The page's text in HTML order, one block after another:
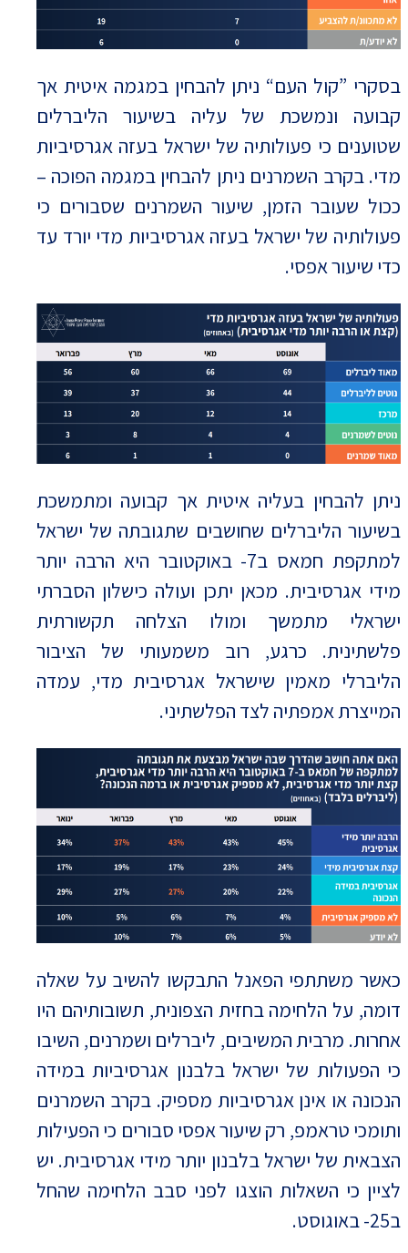
בסקרי ”קול העם“ ניתן להבחין במגמה איטית אך
קבועה ונמשכת של עליה בשיעור הליברלים
שטוענים כי פעולותיה של ישראל בעזה אגרסיביות
מדי. בקרב השמרנים ניתן להבחין במגמה הפוכה –
ככול שעובר הזמן, שיעור השמרנים שסבורים כי
פעולותיה של ישראל בעזה אגרסיביות מדי יורד עד
כדי שיעור אפסי.
ניתן להבחין בעליה איטית אך קבועה ומתמשכת
בשיעור הליברלים שחושבים שתגובתה של ישראל
למתקפת חמאס ב7- באוקטובר היא הרבה יותר
מידי אגרסיבית. מכאן יתכן ועולה כישלון הסברתי
ישראלי מתמשך ומולו הצלחה תקשורתית
פלשתינית. כרגע, רוב משמעותי של הציבור
הליברלי מאמין שישראל אגרסיבית מדי, עמדה
המייצרת אמפתיה לצד הפלשתיני.
כאשר משתתפי הפאנל התבקשו להשיב על שאלה
דומה, על הלחימה בחזית הצפונית, תשובותיהם היו
אחרות. מרבית המשיבים, ליברלים ושמרנים, השיבו
כי הפעולות של ישראל בלבנון אגרסיביות במידה
הנכונה או אינן אגרסיביות מספיק. בקרב השמרנים
ותומכי טראמפ, רק שיעור אפסי סבורים כי הפעילות
הצבאית של ישראל בלבנון יותר מידי אגרסיבית. יש
לציין כי השאלות הוצגו לפני סבב הלחימה שהחל
ב25- באוגוסט.